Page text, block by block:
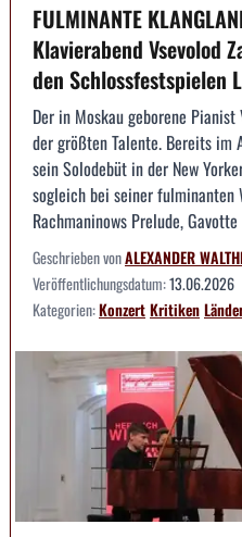
FULMINANTE
Klavierabend Vsevolod
den Schlossfestspielen
Der in Moskau geborene
der größten Talente. Bereits im
sein Solodebüt in der New
sogleich bei seiner fulminanten
Rachmaninows Prelude,
Geschrieben vonALEXANDER
Veröffentlichungsdatum:13.06.2026
Kategorien:KonzertKritiken